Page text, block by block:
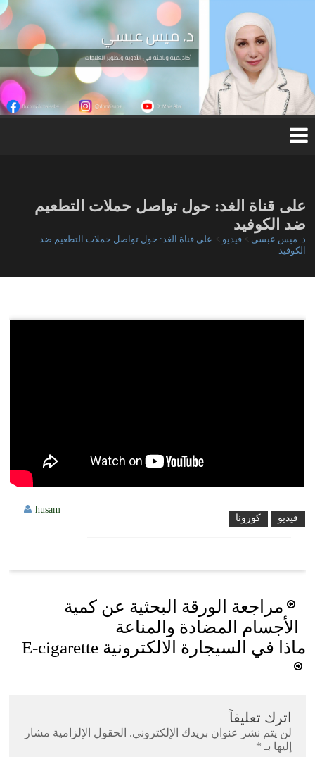
د.
مي
على قناة الغد: حول تواصل حملات التطعيم
ضد الكوفيد
د. ميس عبسي >فيديو > على قناة الغد: حول تواصل حملات التطعيم ضد
الكوفيد
فيديو كورونا
husam
Post
navigation
مراجعة الورقة البحثية عن كمية
الأجسام المضادة والمناعة
ماذا في السيجارة الالكترونية E-cigarette
اترك تعليقاً
لن يتم نشر عنوان بريدك الإلكتروني. الحقول الإلزامية مشار
إليها بـ *